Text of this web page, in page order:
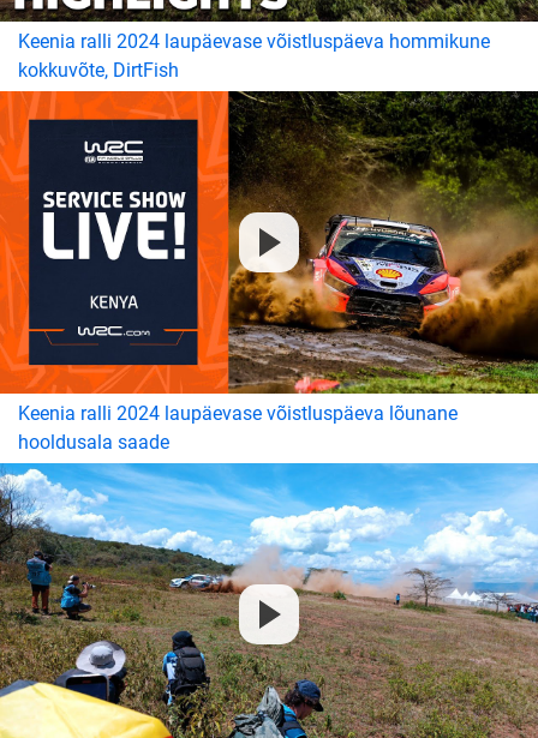
Keenia ralli 2024 laupäevase võistluspäeva hommikune
kokkuvõte, DirtFish
Keenia ralli 2024 laupäevase võistluspäeva lõunane
hooldusala saade